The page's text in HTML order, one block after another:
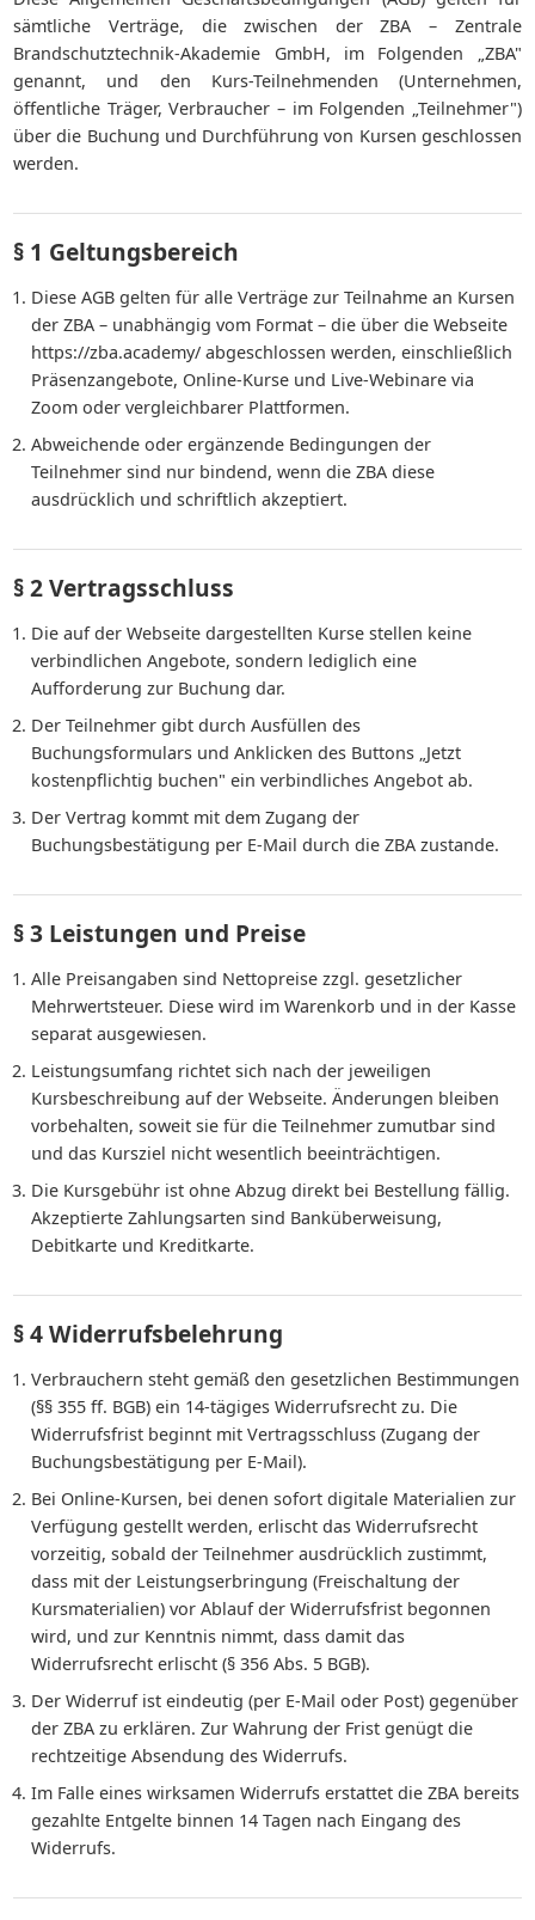
sämtliche Verträge, die zwischen der ZBA – Zentrale
Brandschutztechnik-Akademie GmbH, im Folgenden „ZBA"
genannt, und den Kurs-Teilnehmenden (Unternehmen,
öffentliche Träger, Verbraucher – im Folgenden „Teilnehmer")
über die Buchung und Durchführung von Kursen geschlossen
werden.
§ 1 Geltungsbereich
Diese AGB gelten für alle Verträge zur Teilnahme an Kursen
der ZBA – unabhängig vom Format – die über die Webseite
https://zba.academy/ abgeschlossen werden, einschließlich
Präsenzangebote, Online-Kurse und Live-Webinare via
Zoom oder vergleichbarer Plattformen.
Abweichende oder ergänzende Bedingungen der
Teilnehmer sind nur bindend, wenn die ZBA diese
ausdrücklich und schriftlich akzeptiert.
§ 2 Vertragsschluss
Die auf der Webseite dargestellten Kurse stellen keine
verbindlichen Angebote, sondern lediglich eine
Aufforderung zur Buchung dar.
Der Teilnehmer gibt durch Ausfüllen des
Buchungsformulars und Anklicken des Buttons „Jetzt
kostenpflichtig buchen" ein verbindliches Angebot ab.
Der Vertrag kommt mit dem Zugang der
Buchungsbestätigung per E-Mail durch die ZBA zustande.
§ 3 Leistungen und Preise
Alle Preisangaben sind Nettopreise zzgl. gesetzlicher
Mehrwertsteuer. Diese wird im Warenkorb und in der Kasse
separat ausgewiesen.
Leistungsumfang richtet sich nach der jeweiligen
Kursbeschreibung auf der Webseite. Änderungen bleiben
vorbehalten, soweit sie für die Teilnehmer zumutbar sind
und das Kursziel nicht wesentlich beeinträchtigen.
Die Kursgebühr ist ohne Abzug direkt bei Bestellung fällig.
Akzeptierte Zahlungsarten sind Banküberweisung,
Debitkarte und Kreditkarte.
§ 4 Widerrufsbelehrung
Verbrauchern steht gemäß den gesetzlichen Bestimmungen
(§§ 355 ff. BGB) ein 14-tägiges Widerrufsrecht zu. Die
Widerrufsfrist beginnt mit Vertragsschluss (Zugang der
Buchungsbestätigung per E-Mail).
Bei Online-Kursen, bei denen sofort digitale Materialien zur
Verfügung gestellt werden, erlischt das Widerrufsrecht
vorzeitig, sobald der Teilnehmer ausdrücklich zustimmt,
dass mit der Leistungserbringung (Freischaltung der
Kursmaterialien) vor Ablauf der Widerrufsfrist begonnen
wird, und zur Kenntnis nimmt, dass damit das
Widerrufsrecht erlischt (§ 356 Abs. 5 BGB).
Der Widerruf ist eindeutig (per E-Mail oder Post) gegenüber
der ZBA zu erklären. Zur Wahrung der Frist genügt die
rechtzeitige Absendung des Widerrufs.
Im Falle eines wirksamen Widerrufs erstattet die ZBA bereits
gezahlte Entgelte binnen 14 Tagen nach Eingang des
Widerrufs.